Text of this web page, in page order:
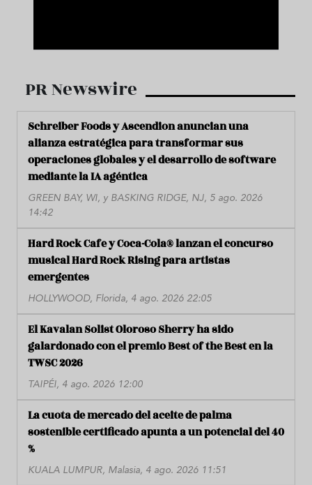
PR Newswire
Schreiber Foods y Ascendion anuncian una
alianza estratégica para transformar sus
operaciones globales y el desarrollo de software
mediante la IA agéntica
GREEN BAY, WI, y BASKING RIDGE, NJ, 5 ago. 2026
14:42
Hard Rock Cafe y Coca-Cola® lanzan el concurso
musical Hard Rock Rising para artistas
emergentes
HOLLYWOOD, Florida, 4 ago. 2026 22:05
El Kavalan Solist Oloroso Sherry ha sido
galardonado con el premio Best of the Best en la
TWSC 2026
TAIPÉI, 4 ago. 2026 12:00
La cuota de mercado del aceite de palma
sostenible certificado apunta a un potencial del 40
%
KUALA LUMPUR, Malasia, 4 ago. 2026 11:51